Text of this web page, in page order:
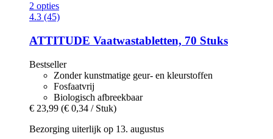
2 opties
4.3 (45)
ATTITUDE Vaatwastabletten, 70 Stuks
Bestseller
Zonder kunstmatige geur- en kleurstoffen
Fosfaatvrij
Biologisch afbreekbaar
€ 23,99 (€ 0,34 / Stuk)
Bezorging uiterlijk op 13. augustus